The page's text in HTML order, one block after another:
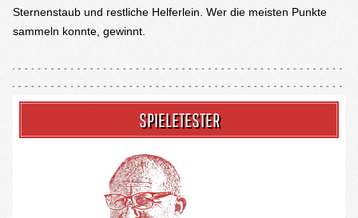
Sternenstaub und restliche Helferlein. Wer die meisten Punkte
sammeln konnte, gewinnt.
SPIELETESTER